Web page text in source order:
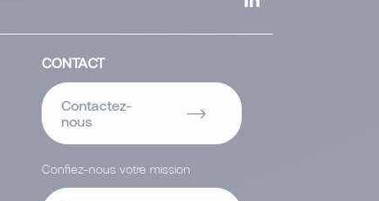
CONTACT
Contactez-
nous
Confiez-nous votre mission